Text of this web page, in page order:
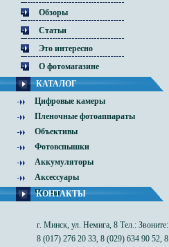
Обзоры
Статьи
Это интересно
О фотомагазине
КАТАЛОГ
Цифровые камеры
Пленочные фотоаппараты
Объективы
Фотовспышки
Аккумуляторы
Аксессуары
Чехлы
КОНТАКТЫ
г. Минск, ул. Немига, 8 Тел.: Звоните:
8 (017) 276 20 33, 8 (029) 634 90 52, 8